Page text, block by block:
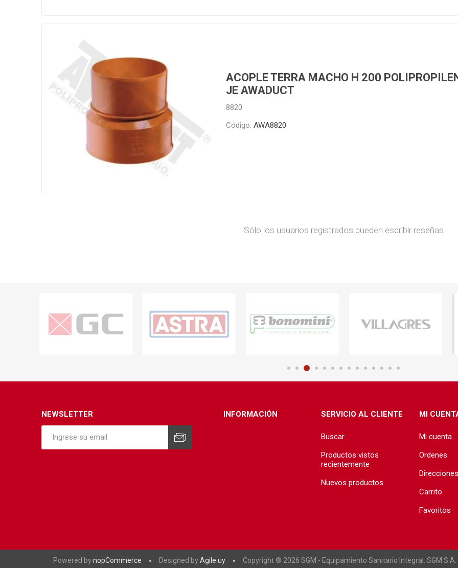
ACOPLE TERRA MACHO H 200
JE AWADUCT
8820
Código: AWA8820
Sólo los usuarios registrados pueden escribir reseñas
NEWSLETTER INFORMACIÓN SERVICIO AL CLIENTE
Buscar
Productos vistos
recientemente
Nuevos productos
MI
Mi cuenta
Ordenes
Direcciones
Carrito
Favoritos
Powered bynopCommerce Designed byAgile.uy Copyright ® 2026 SGM - Equipamiento Sanitario Integral. SGM